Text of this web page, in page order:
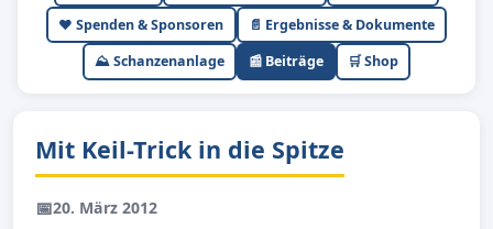
❤️ Spenden & Sponsoren
📄 Ergebnisse & Dokumente
⛰ Schanzenanlage
📰 Beiträge 🛒 Shop
Mit Keil-Trick in die Spitze
📅20. März 2012